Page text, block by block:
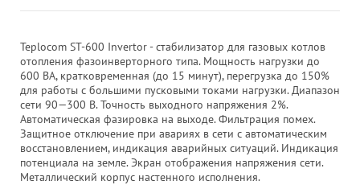
Teplocom ST-600 Invertor - стабилизатор для газовых котлов
отопления фазоинверторного типа. Мощность нагрузки до
600 ВА, кратковременная (до 15 минут), перегрузка до 150%
для работы с большими пусковыми токами нагрузки. Диапазон
сети 90—300 В. Точность выходного напряжения 2%.
Автоматическая фазировка на выходе. Фильтрация помех.
Защитное отключение при авариях в сети с автоматическим
восстановлением, индикация аварийных ситуаций. Индикация
потенциала на земле. Экран отображения напряжения сети.
Металлический корпус настенного исполнения.